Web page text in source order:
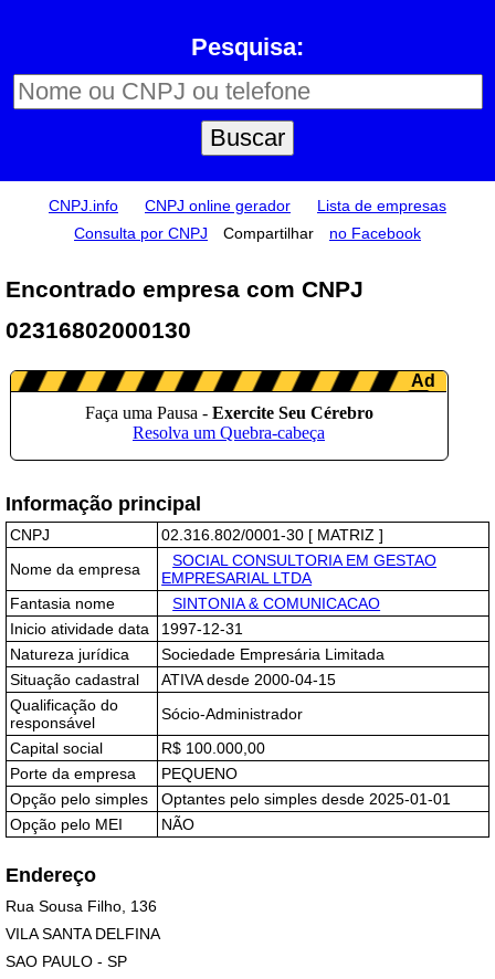
Pesquisa:
CNPJ.info CNPJ online gerador
Lista de empresas
Consulta por CNPJ
Compartilhar no Facebook
Encontrado empresa com CNPJ
02316802000130
Informação principal
CNPJ
02.316.802/0001-30 [ MATRIZ ]
Nome da empresa
SOCIAL CONSULTORIA EM GESTAO
EMPRESARIAL LTDA
Fantasia nome
SINTONIA & COMUNICACAO
Inicio atividade data
1997-12-31
Natureza jurídica
Sociedade Empresária Limitada
Situação cadastral
ATIVA desde 2000-04-15
Qualificação do
responsável
Sócio-Administrador
Capital social
R$ 100.000,00
Porte da empresa
PEQUENO
Opção pelo simples
Optantes pelo simples desde 2025-01-01
Opção pelo MEI
NÃO
Endereço
Rua Sousa Filho, 136
VILA SANTA DELFINA
SAO PAULO - SP